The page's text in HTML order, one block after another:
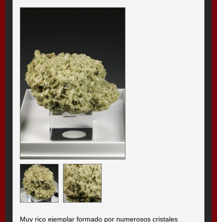
Muy rico ejemplar formado por numerosos cristales